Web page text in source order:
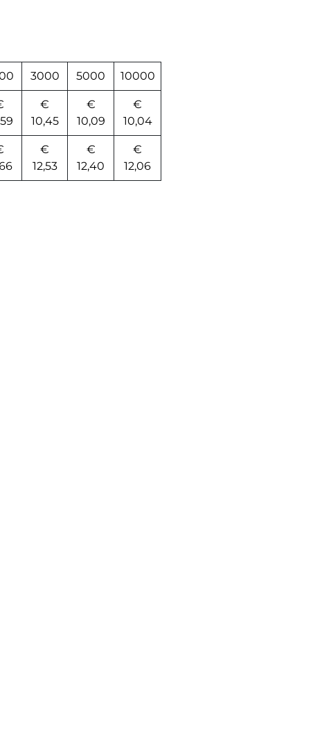
3000 5000 10000
€
10,45
€
10,09
€
10,04
€
12,53
€
12,40
€
12,06